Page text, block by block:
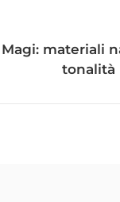
materiali
tonalità